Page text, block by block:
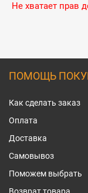
Не хватает прав
ПОМОЩЬ
Как сделать заказ
Оплата
Доставка
Самовывоз
Поможем выбрать